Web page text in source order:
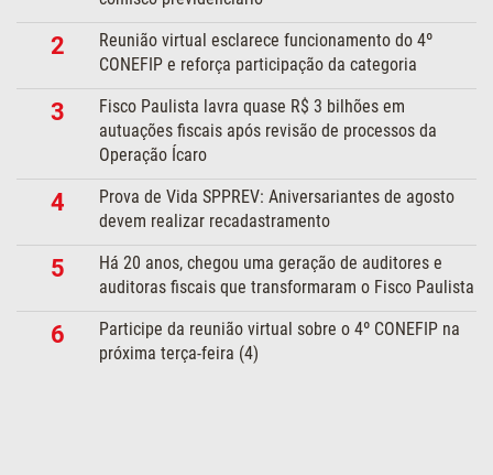
2
Reunião virtual esclarece funcionamento do 4º
CONEFIP e reforça participação da categoria
3
Fisco Paulista lavra quase R$ 3 bilhões em
autuações fiscais após revisão de processos da
Operação Ícaro
4
Prova de Vida SPPREV: Aniversariantes de agosto
devem realizar recadastramento
5
Há 20 anos, chegou uma geração de auditores e
auditoras fiscais que transformaram o Fisco Paulista
6
Participe da reunião virtual sobre o 4º CONEFIP na
próxima terça-feira (4)